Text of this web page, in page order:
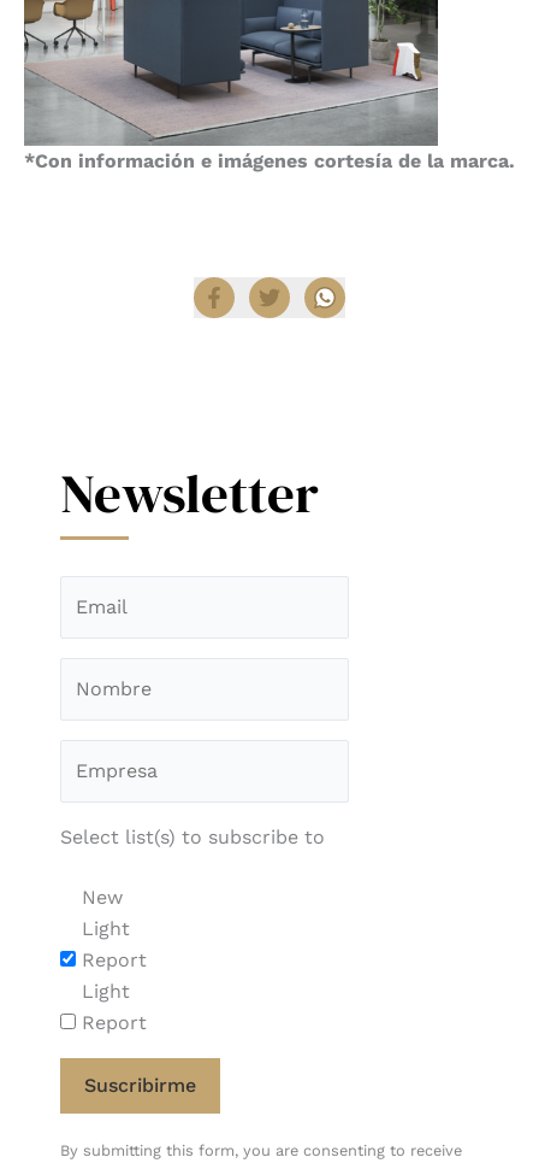
*Con información e imágenes cortesía de la marca.
Newsletter
Select list(s) to subscribe to
New
Light
Report
Light
Report
Constant
By submitting this form, you are consenting to receive